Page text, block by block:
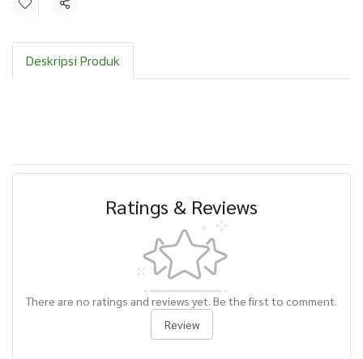
Share
Deskripsi Produk
Ratings & Reviews
There are no ratings and reviews yet. Be the first to comment.
Review